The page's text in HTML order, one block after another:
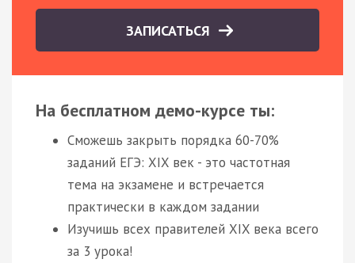
ЗАПИСАТЬСЯ
На бесплатном демо-курсе ты:
Сможешь закрыть порядка 60-70%
заданий ЕГЭ: XIX век - это частотная
тема на экзамене и встречается
практически в каждом задании
Изучишь всех правителей XIX века всего
за 3 урока!